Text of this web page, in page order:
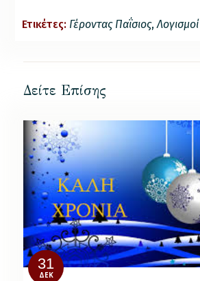
Ετικέτες: Γέροντας Παΐσιος,Λογισμοί
Δείτε Επίσης
31
ΔΕΚ